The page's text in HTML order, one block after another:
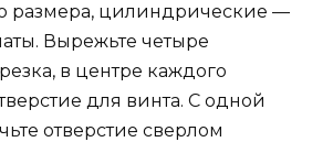
размера, цилиндрические —
Вырежьте четыре
в центре каждого
для винта. С одной
отверстие сверлом